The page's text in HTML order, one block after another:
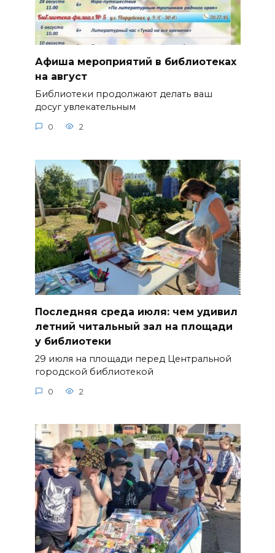
Афиша мероприятий в библиотеках
на август
Библиотеки продолжают делать ваш
досуг увлекательным
0 2
Последняя среда июля: чем удивил
летний читальный зал на площади
у библиотеки
29 июля на площади перед Центральной
городской библиотекой
0 2